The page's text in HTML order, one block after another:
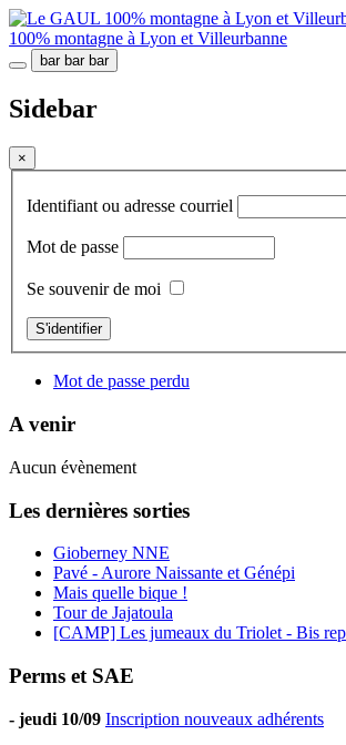
100% montagne à Lyon et Villeurbanne
bar bar bar
Sidebar
×
Identifiant ou adresse courriel
Mot de passe
Se souvenir de moi
S'identifier
Mot de passe perdu
A venir
Aucun évènement
Les dernières sorties
Gioberney NNE
Pavé - Aurore Naissante et Génépi
Mais quelle bique !
Tour de Jajatoula
[CAMP] Les jumeaux du Triolet - Bis
Perms et SAE
- jeudi 10/09 Inscription nouveaux adhérents